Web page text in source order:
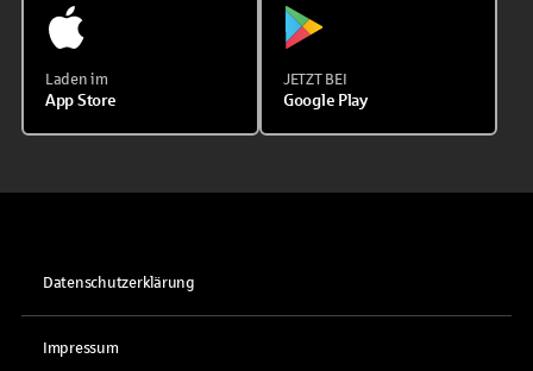
Laden im
App Store
JETZT BEI
Google Play
Datenschutzerklärung
Impressum